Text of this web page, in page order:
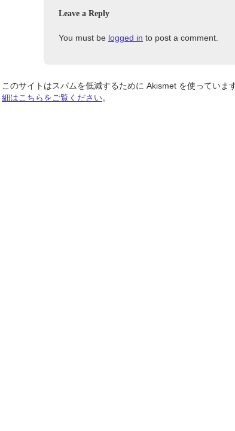
Leave a Reply
You must be logged in to post a comment.
このサイトはスパムを低減するために Akismet を使っています
細はこちらをご覧ください。